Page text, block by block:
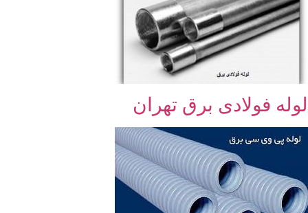
لوله فولادی برق تهران